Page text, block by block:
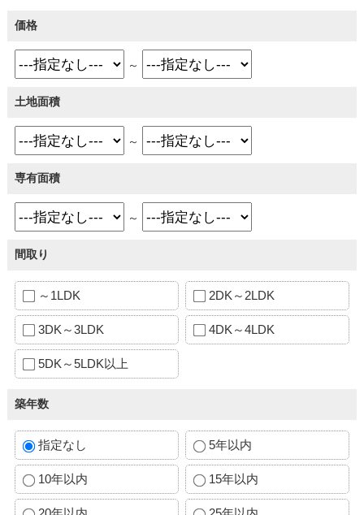
価格
～
土地面積
～
専有面積
～
間取り
～1LDK 2DK～2LDK
3DK～3LDK 4DK～4LDK
5DK～5LDK以上
築年数
指定なし 5年以内
10年以内 15年以内